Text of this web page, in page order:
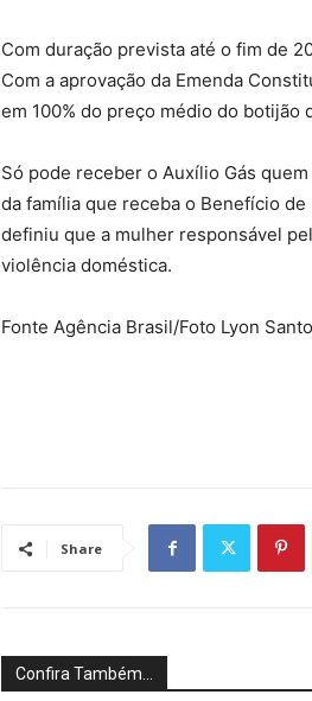
Com duração prevista até o fim de
Com a aprovação da Emenda
em 100% do preço médio do botijão
Só pode receber o Auxílio Gás
da família que receba o Benefício
definiu que a mulher responsável
violência doméstica.
Fonte Agência Brasil/Foto Lyon
Share
Confira Também...